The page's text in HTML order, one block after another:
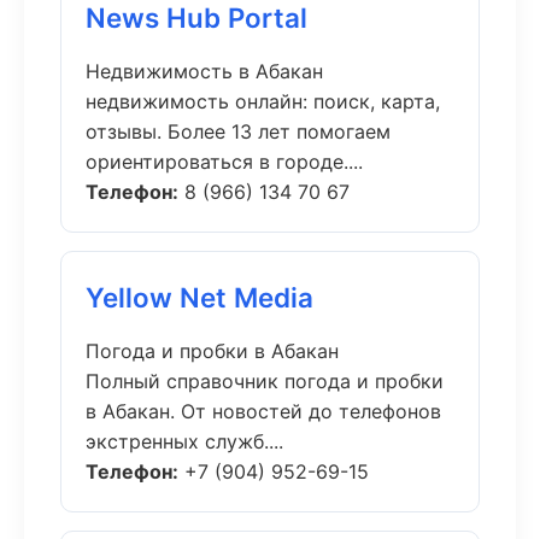
News Hub Portal
Недвижимость в Абакан
недвижимость онлайн: поиск, карта,
отзывы. Более 13 лет помогаем
ориентироваться в городе....
Телефон: 8 (966) 134 70 67
Yellow Net Media
Погода и пробки в Абакан
Полный справочник погода и пробки
в Абакан. От новостей до телефонов
экстренных служб....
Телефон: +7 (904) 952-69-15